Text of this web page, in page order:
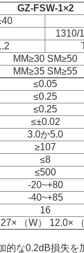
GZ-FSW-1×2
1310/
MM≥30 SM≥50
MM≥35 SM≥55
≤0.05
≤0.25
≤0.25
≤±0.02
3.0か5.0
≥107
≤8
≤500
-20~+80
-40~+85
16
27× （W） 12.0×
な0.2dB損失を